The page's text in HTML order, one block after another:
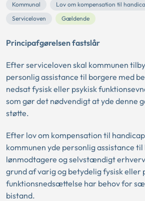
Kommunal
Lov om kompensation til
Serviceloven
Gældende
Principafgørelsen fastslår
Efter serviceloven skal kommunen
personlig assistance til borgere med
nedsat fysisk eller psykisk
som gør det nødvendigt at yde denne
støtte.
Efter lov om kompensation til
kommunen yde personlig assistance
lønmodtagere og selvstændigt
grund af varig og betydelig fysisk eller
funktionsnedsættelse har behov for
bistand.